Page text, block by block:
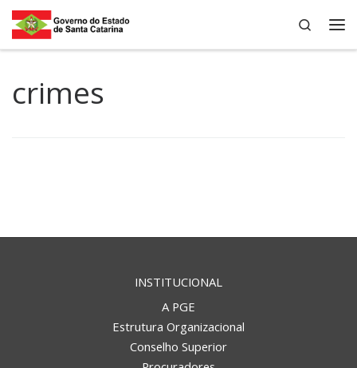
Skip to content
Search
crimes
INSTITUCIONAL
A PGE
Estrutura Organizacional
Conselho Superior